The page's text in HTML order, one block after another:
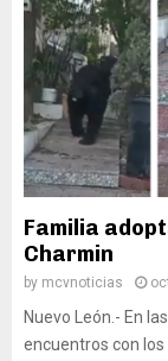
Familia
Charmin
by mcvnoticias
Nuevo León.- En
encuentros con